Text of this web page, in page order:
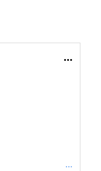
...
...